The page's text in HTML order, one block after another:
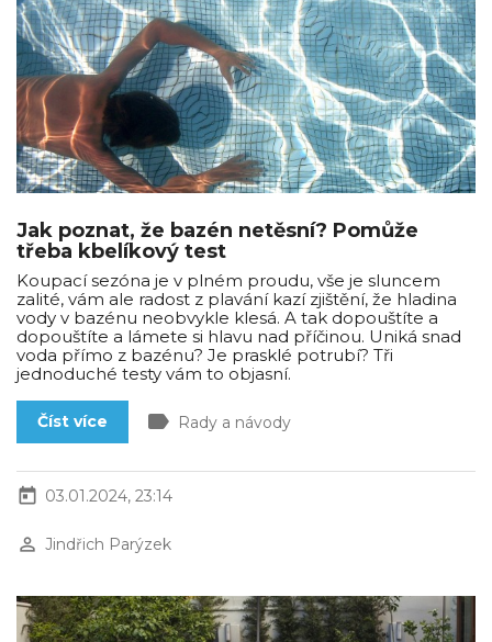
Jak poznat, že bazén netěsní? Pomůže
třeba kbelíkový test
Koupací sezóna je v plném proudu, vše je sluncem
zalité, vám ale radost z plavání kazí zjištění, že hladina
vody v bazénu neobvykle klesá. A tak dopouštíte a
dopouštíte a lámete si hlavu nad příčinou. Uniká snad
voda přímo z bazénu? Je prasklé potrubí? Tři
jednoduché testy vám to objasní.
Číst více label Rady a návody
today 03.01.2024, 23:14
perm_identity Jindřich Parýzek